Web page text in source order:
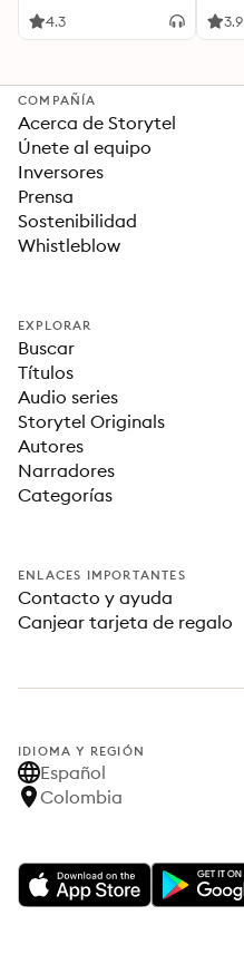
Ideas Revolucionarias
4.3 3.9
COMPAÑÍA
Acerca de Storytel
Únete al equipo
Inversores
Prensa
Sostenibilidad
Whistleblow
EXPLORAR
Buscar
Títulos
Audio series
Storytel Originals
Autores
Narradores
Categorías
ENLACES IMPORTANTES
Contacto y ayuda
Canjear tarjeta de regalo
IDIOMA Y REGIÓN
Español
Colombia